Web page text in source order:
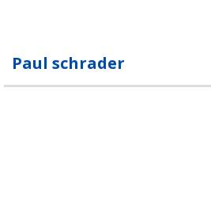
Paul schrader